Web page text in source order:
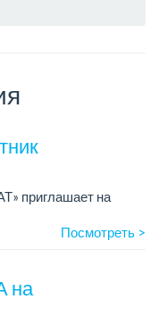
приглашает на
Посмотреть >
на